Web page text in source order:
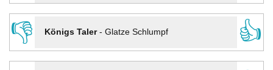
👎
Königs Taler- Glatze Schlumpf
👍